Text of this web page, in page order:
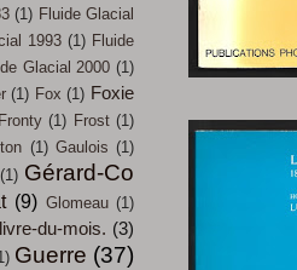
(1) Fluide Glacial
1993 (1) Fluide
Glacial 2000 (1)
(1) Fox (1) Foxie
Fronty (1) Frost (1)
(1) Gaulois (1)
(1) Gérard-Co
(9) Glomeau (1)
du-mois. (3)
Guerre (37)